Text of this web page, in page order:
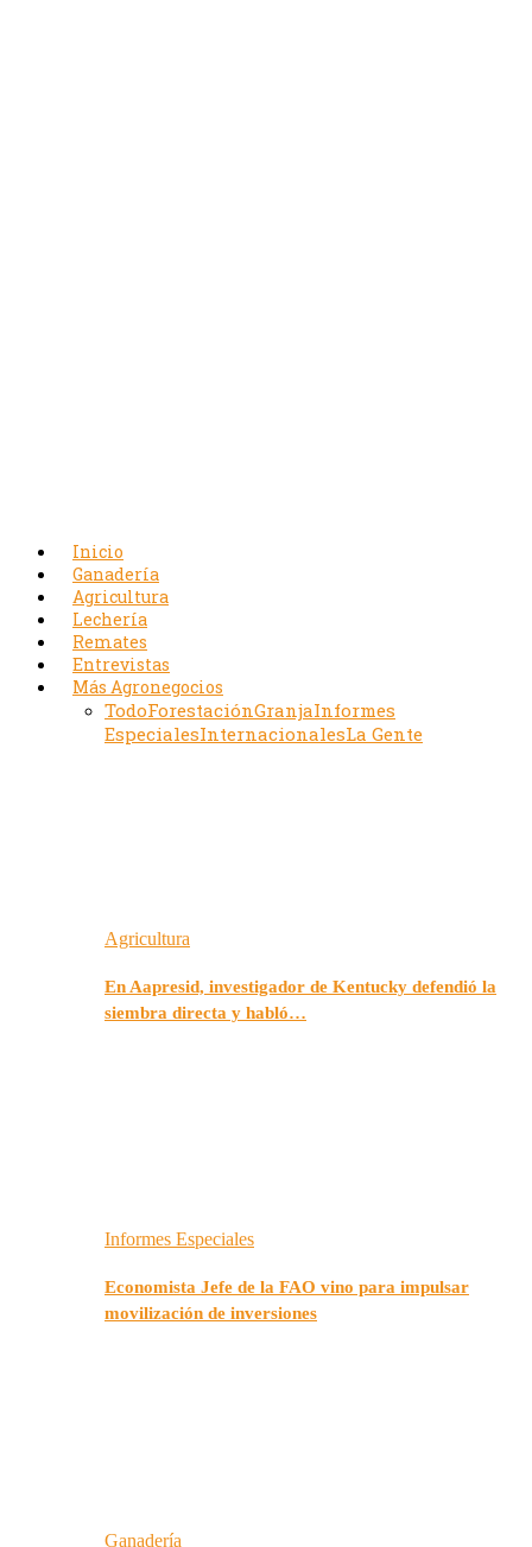
Inicio
Ganadería
Agricultura
Lechería
Remates
Entrevistas
Más Agronegocios
TodoForestaciónGranjaInformes
EspecialesInternacionalesLa Gente
Agricultura
En Aapresid, investigador de Kentucky defendió la
siembra directa y habló…
Informes Especiales
Economista Jefe de la FAO vino para impulsar
movilización de inversiones
Ganadería